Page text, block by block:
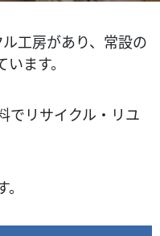
工房があり、常設の
ます。
でリサイクル・リユ